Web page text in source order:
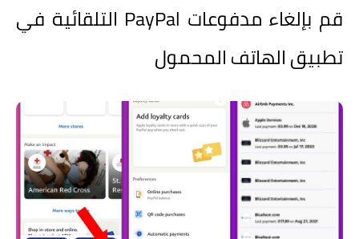
قم بإلغاء مدفوعات PayPal التلقائية في
تطبيق الهاتف المحمول